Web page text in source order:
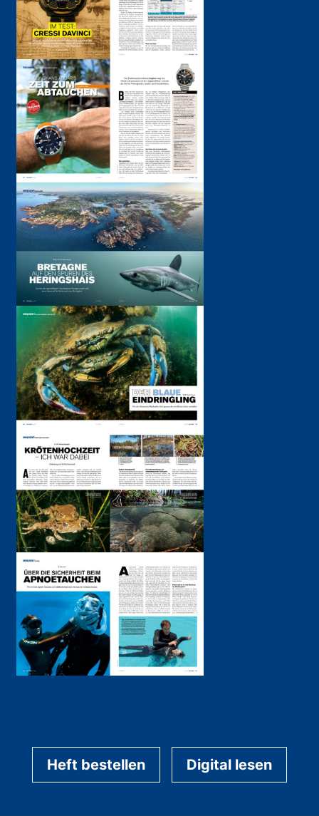
Heft bestellen Digital lesen